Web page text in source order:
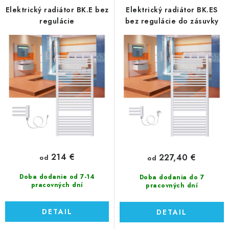
r
d
u
t
o
e
r
o
u
k
Elektrický radiátor BK.E bez
regulácie
Doba dodanie od 7-14
pracovných dní
od 214 €
DETAIL
Elektrický radiátor BK.ES
bez regulácie do zásuvky
Doba dodania do 7
pracovných dní
od 227,40 €
DETAIL